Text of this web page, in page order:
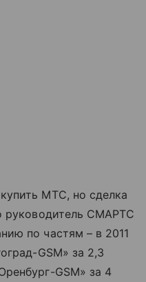
МТС, но сделка
руководитель СМАРТС
по частям – в 2011
GSM» за 2,3
GSM» за 4